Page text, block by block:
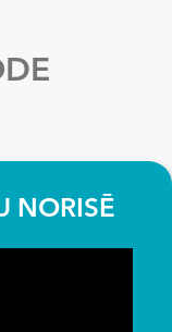
NORISĒ